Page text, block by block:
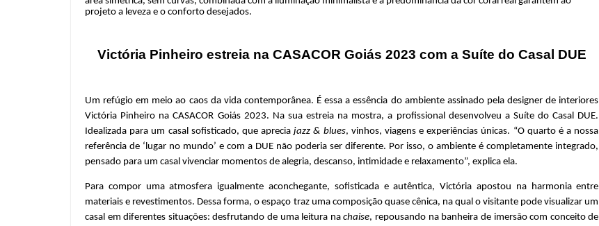
projeto a leveza e o conforto desejados.
Victória Pinheiro estreia na CASACOR Goiás 2023 com a Suíte do Casal DUE
Um refúgio em meio ao caos da vida contemporânea. É essa a essência do ambiente assinado pela designer de interiores
Victória Pinheiro na CASACOR Goiás 2023. Na sua estreia na mostra, a profissional desenvolveu a Suíte do Casal DUE.
Idealizada para um casal sofisticado, que apreciajazz & blues, vinhos, viagens e experiências únicas. “O quarto é a nossa
referência de ‘lugar no mundo’ e com a DUE não poderia ser diferente. Por isso, o ambiente é completamente integrado,
pensado para um casal vivenciar momentos de alegria, descanso, intimidade e relaxamento”, explica ela.
Para compor uma atmosfera igualmente aconchegante, sofisticada e autêntica, Victória apostou na harmonia entre
materiais e revestimentos. Dessa forma, o espaço traz uma composição quase cênica, na qual o visitante pode visualizar um
casal em diferentes situações: desfrutando de uma leitura nachaise, repousando na banheira de imersão com conceito de